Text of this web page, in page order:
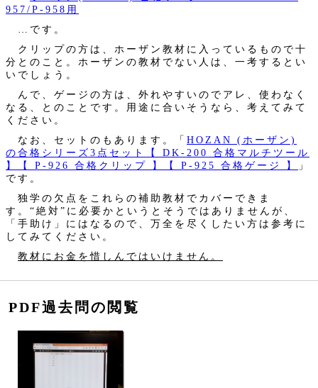
957/P-958用
…です。
クリップの方は、ホーザン教材に入っているもので十
分とのこと。ホーザンの教材でない人は、一考するとい
いでしょう。
んで、ゲージの方は、外れやすいのでアレ、使わなく
なる、とのことです。用途に合いそうなら、考えてみて
ください。
なお、セットのもあります。「 HOZAN (ホーザン)
の合格シリーズ3点セット【 DK-200 合格マルチツール
】【 P-926 合格クリップ 】【 P-925 合格ゲージ 】
」
です。
独学の欠点をこれらの補助教材でカバーできま
す。“絶対”に必要かというとそうではありませんが、
「手助け」にはなるので、万全を尽くしたい方は参考に
してみてください。
教材にお金を惜しんではいけません。
PDF過去問の閲覧